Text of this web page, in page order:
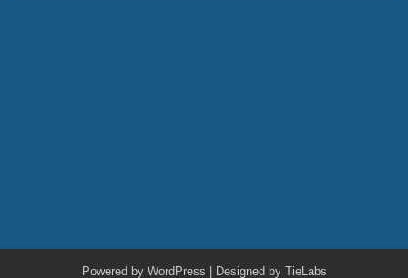
Powered by WordPress | Designed by TieLabs